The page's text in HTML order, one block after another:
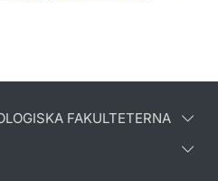
FAKULTETERNA